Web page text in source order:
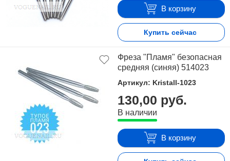
В корзину
Купить сейчас
Фреза "Пламя" безопасная
средняя (синяя) 514023
Артикул: Kristall-1023
130,00 руб.
В наличии
В корзину